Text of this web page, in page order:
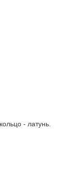
- латунь.